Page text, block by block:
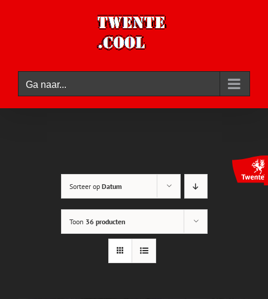
Ga naar...
Sorteer op Datum
Toon 36 producten